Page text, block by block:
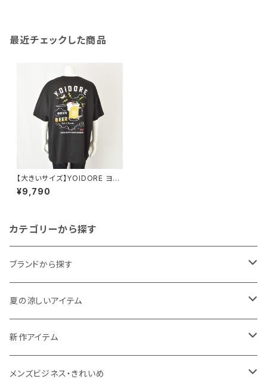
最近チェックした商品
【大きいサイズ】YOIDORE ヨイ
ドレ｜KAMINARISAMA半袖T
シャツ｜綿100％ 1278-6520
¥9,790
カテゴリーから探す
ブランドから探す
THE NORTH FACE
NANGA
1PIU1UGUALE3 RELAX
夏の涼しいアイテム
メンズ
レディース
新作アイテム
メンズ
メンズビジネス・きれいめ